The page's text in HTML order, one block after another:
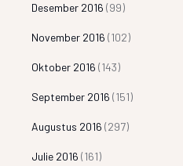
Desember 2016 (99)
November 2016 (102)
Oktober 2016 (143)
September 2016 (151)
Augustus 2016 (297)
Julie 2016 (161)